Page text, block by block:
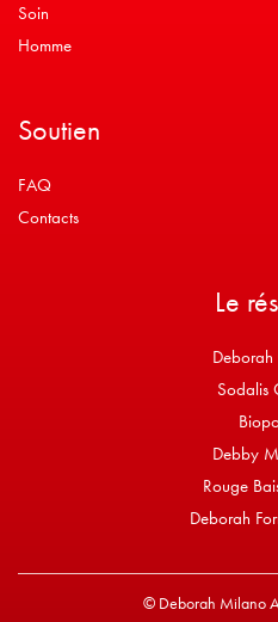
Soin
Homme
Soutien
FAQ
Contacts
Le
Sodalis
Debby
Rouge
Deborah
© Deborah Milano